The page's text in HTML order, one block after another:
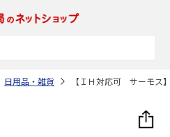
日用品・雑貨 【ＩＨ対応可 サーモ